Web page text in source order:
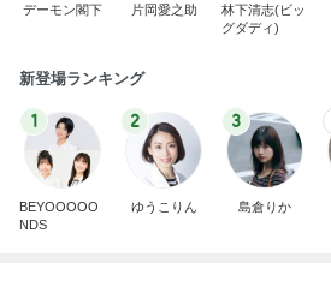
デーモン閣下 片岡愛之助
林下清志(ビッ
グダディ)
新登場ランキング
1
BEYOOOOO
NDS
2
ゆうこりん
3
島倉りか